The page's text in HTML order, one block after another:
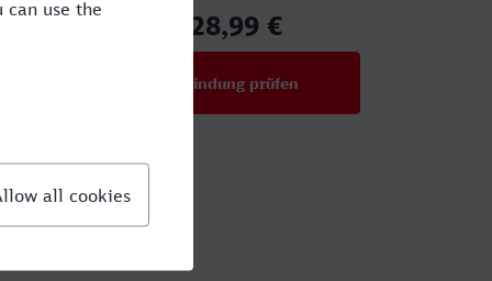
28,99 €
Verbindung prüfen